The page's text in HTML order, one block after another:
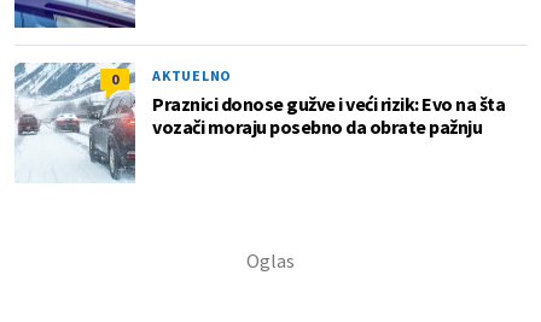
0 AKTUELNO
Praznici donose gužve i veći rizik: Evo na šta
vozači moraju posebno da obrate pažnju